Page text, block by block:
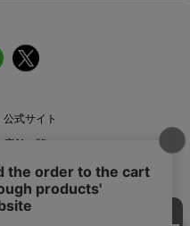
公式サイト
店舗一覧
プライバシーポリシー